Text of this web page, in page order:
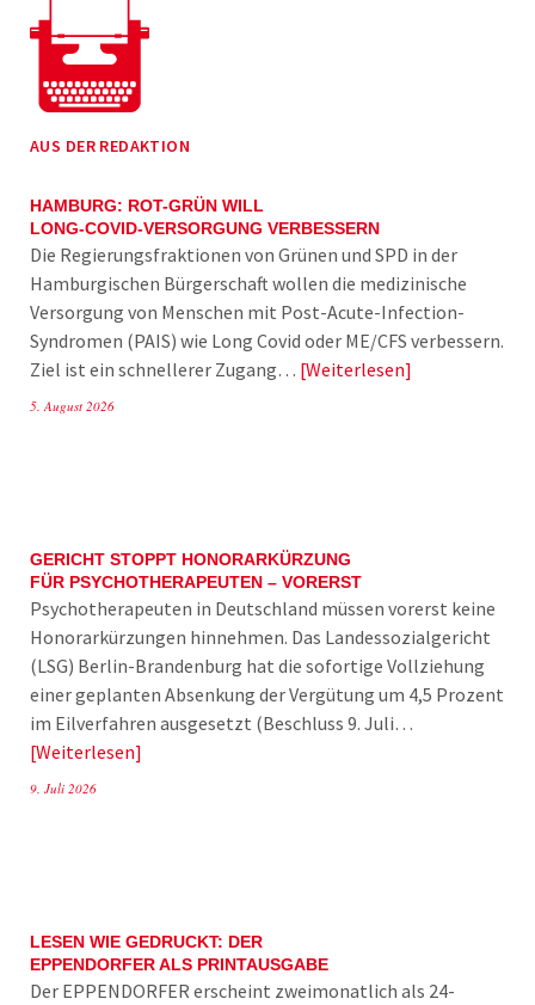
AUS DER REDAKTION
HAMBURG: ROT-GRÜN WILL
LONG-COVID-VERSORGUNG VERBESSERN
Die Regierungsfraktionen von Grünen und SPD in der
Hamburgischen Bürgerschaft wollen die medizinische
Versorgung von Menschen mit Post-Acute-Infection-
Syndromen (PAIS) wie Long Covid oder ME/CFS verbessern.
Ziel ist ein schnellerer Zugang… Weiterlesen
5. August 2026
GERICHT STOPPT HONORARKÜRZUNG
FÜR PSYCHOTHERAPEUTEN – VORERST
Psychotherapeuten in Deutschland müssen vorerst keine
Honorarkürzungen hinnehmen. Das Landessozialgericht
(LSG) Berlin-Brandenburg hat die sofortige Vollziehung
einer geplanten Absenkung der Vergütung um 4,5 Prozent
im Eilverfahren ausgesetzt (Beschluss 9. Juli…
Weiterlesen
9. Juli 2026
LESEN WIE GEDRUCKT: DER
EPPENDORFER ALS PRINTAUSGABE
Der EPPENDORFER erscheint zweimonatlich als 24-